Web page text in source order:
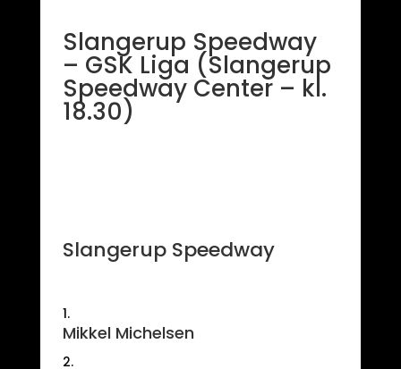
Slangerup Speedway
– GSK Liga (Slangerup
Speedway Center – kl.
18.30)
Slangerup Speedway
Mikkel Michelsen